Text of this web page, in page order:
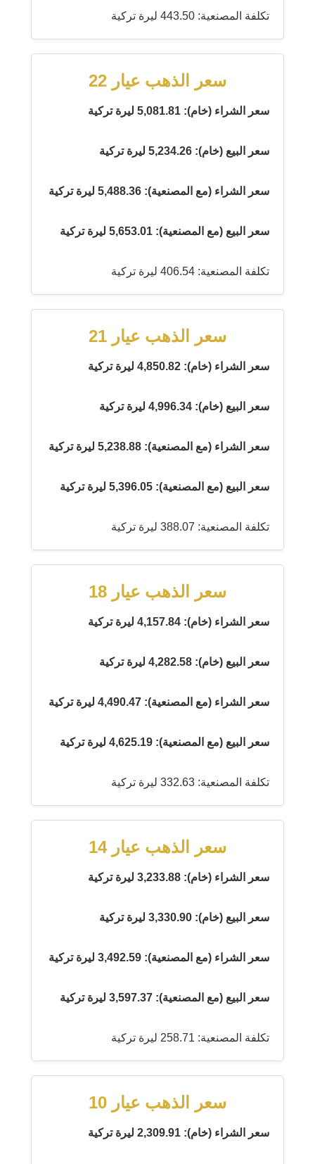
تكلفة المصنعية: 443.50 ليرة تركية
سعر الذهب عيار 22
سعر الشراء (خام): 5,081.81 ليرة تركية
سعر البيع (خام): 5,234.26 ليرة تركية
سعر الشراء (مع المصنعية): 5,488.36 ليرة تركية
سعر البيع (مع المصنعية): 5,653.01 ليرة تركية
تكلفة المصنعية: 406.54 ليرة تركية
سعر الذهب عيار 21
سعر الشراء (خام): 4,850.82 ليرة تركية
سعر البيع (خام): 4,996.34 ليرة تركية
سعر الشراء (مع المصنعية): 5,238.88 ليرة تركية
سعر البيع (مع المصنعية): 5,396.05 ليرة تركية
تكلفة المصنعية: 388.07 ليرة تركية
سعر الذهب عيار 18
سعر الشراء (خام): 4,157.84 ليرة تركية
سعر البيع (خام): 4,282.58 ليرة تركية
سعر الشراء (مع المصنعية): 4,490.47 ليرة تركية
سعر البيع (مع المصنعية): 4,625.19 ليرة تركية
تكلفة المصنعية: 332.63 ليرة تركية
سعر الذهب عيار 14
سعر الشراء (خام): 3,233.88 ليرة تركية
سعر البيع (خام): 3,330.90 ليرة تركية
سعر الشراء (مع المصنعية): 3,492.59 ليرة تركية
سعر البيع (مع المصنعية): 3,597.37 ليرة تركية
تكلفة المصنعية: 258.71 ليرة تركية
سعر الذهب عيار 10
سعر الشراء (خام): 2,309.91 ليرة تركية